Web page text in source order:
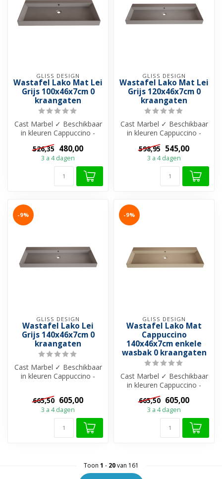
GLISS DESIGN
Wastafel Lako Mat Lei
Grijs 100x46x7cm 0
kraangaten
Cast Marbel ✓ Beschikbaar
in kleuren Cappuccino -
Grijs - Zwart en Wit ✓ Met
of ...
526,35 480,00
3 a 4 dagen
GLISS DESIGN
Wastafel Lako Mat Lei
Grijs 120x46x7cm 0
kraangaten
Cast Marbel ✓ Beschikbaar
in kleuren Cappuccino -
Grijs - Zwart en Wit ✓ Met
of ...
598,95 545,00
3 a 4 dagen
-9%
GLISS DESIGN
Wastafel Lako Lei
Grijs 140x46x7cm 0
kraangaten
Cast Marbel ✓ Beschikbaar
in kleuren Cappuccino -
of ...
665,50 605,00
3 a 4 dagen
-9%
GLISS DESIGN
Wastafel Lako Mat
Cappuccino
140x46x7cm enkele
wasbak 0 kraangaten
Cast Marbel ✓ Beschikbaar
in kleuren Cappuccino -
Grijs - Zwart en Wit ✓ Met
of ...
665,50 605,00
3 a 4 dagen
Toon 1 - 20van 161